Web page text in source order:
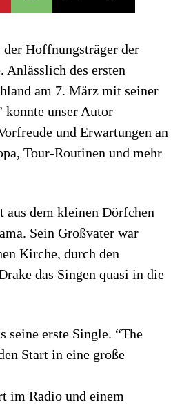
Hoffnungsträger der
Anlässlich des ersten
am 7. März mit seiner
konnte unser Autor
und Erwartungen an
Tour-Routinen und mehr
aus dem kleinen Dörfchen
Sein Großvater war
Kirche, durch den
das Singen quasi in die
seine erste Single. “The
Start in eine große
im Radio und einem